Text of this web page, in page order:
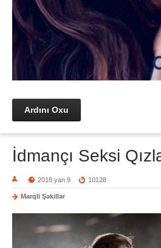
Ardını Oxu
İdmançı Seksi
2018 yan 9 10128
Marqli Şəkillər